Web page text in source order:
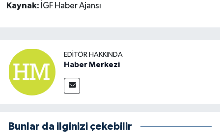
Kaynak: İGF Haber Ajansı
EDITÖR HAKKINDA
Haber Merkezi
Bunlar da ilginizi çekebilir